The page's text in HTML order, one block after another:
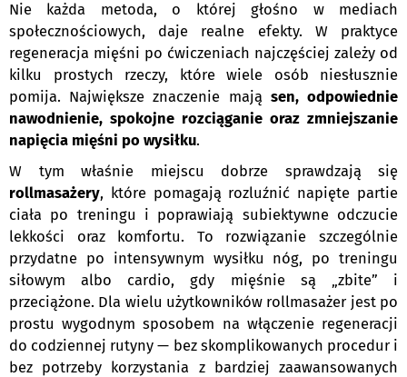
Nie każda metoda, o której głośno w mediach
społecznościowych, daje realne efekty. W praktyce
regeneracja mięśni po ćwiczeniach najczęściej zależy od
kilku prostych rzeczy, które wiele osób niesłusznie
pomija. Największe znaczenie mają sen, odpowiednie
nawodnienie, spokojne rozciąganie oraz zmniejszanie
napięcia mięśni po wysiłku.
W tym właśnie miejscu dobrze sprawdzają się
rollmasażery, które pomagają rozluźnić napięte partie
ciała po treningu i poprawiają subiektywne odczucie
lekkości oraz komfortu. To rozwiązanie szczególnie
przydatne po intensywnym wysiłku nóg, po treningu
siłowym albo cardio, gdy mięśnie są „zbite” i
przeciążone. Dla wielu użytkowników rollmasażer jest po
prostu wygodnym sposobem na włączenie regeneracji
do codziennej rutyny — bez skomplikowanych procedur i
bez potrzeby korzystania z bardziej zaawansowanych